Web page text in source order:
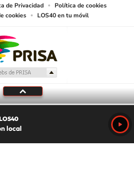
de Privacidad
Política de cookies
cookies
LOS40 en tu móvil
local